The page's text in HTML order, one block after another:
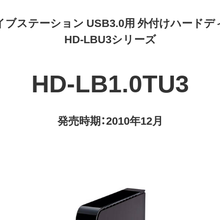
ブステーション USB3.0用 外付けハードデ
HD-LBU3シリーズ
HD-LB1.0TU3
発売時期：2010年12月